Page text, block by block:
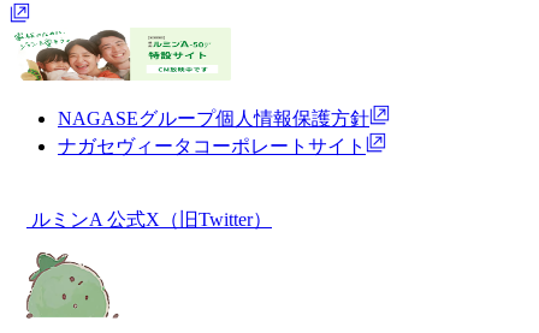
NAGASEグループ個人情報保護方針
ナガセヴィータコーポレートサイト
ルミンA 公式X（旧Twitter）